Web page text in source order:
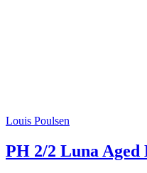
Louis Poulsen
PH 2/2 Luna Aged